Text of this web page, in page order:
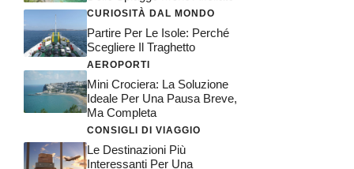
CURIOSITÀ DAL MONDO
Partire Per Le Isole: Perché
Scegliere Il Traghetto
AEROPORTI
Mini Crociera: La Soluzione
Ideale Per Una Pausa Breve,
Ma Completa
CONSIGLI DI VIAGGIO
Le Destinazioni Più
Interessanti Per Una